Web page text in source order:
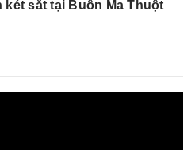
sắt tại Buôn Ma Thuột